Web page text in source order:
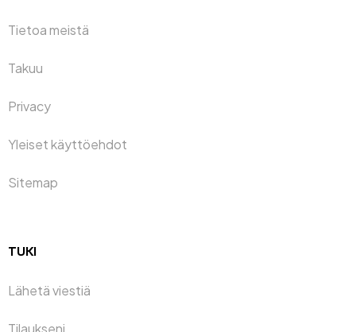
Tietoa meistä
Takuu
Privacy
Yleiset käyttöehdot
Sitemap
TUKI
Lähetä viestiä
Tilaukseni